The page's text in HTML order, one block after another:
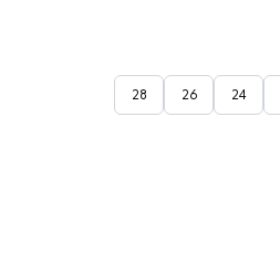
24
26
28